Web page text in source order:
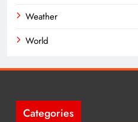
Weather
World
Categories